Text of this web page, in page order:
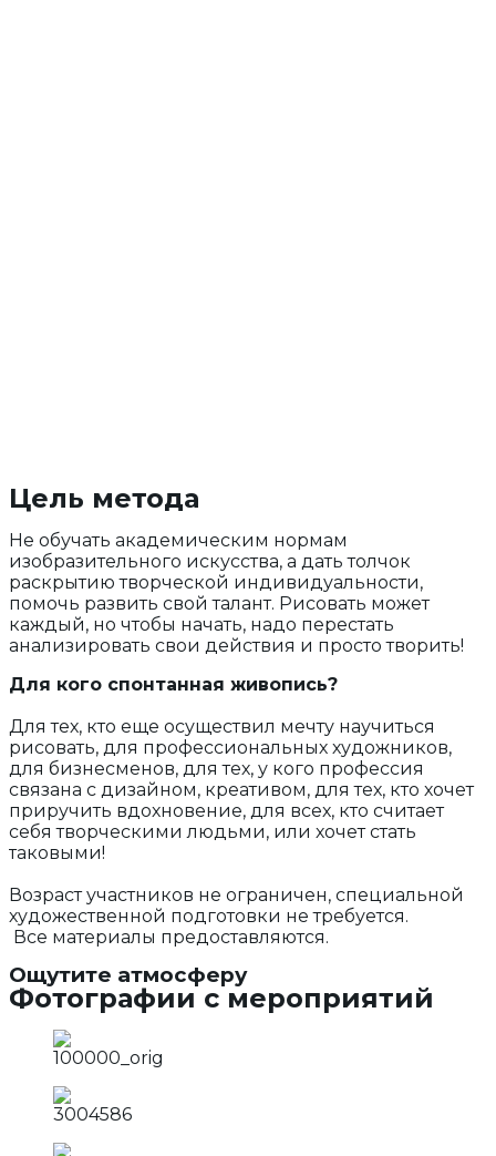
Цель метода
Не обучать академическим нормам
изобразительного искусства, а дать толчок
раскрытию творческой индивидуальности,
помочь развить свой талант. Рисовать может
каждый, но чтобы начать, надо перестать
анализировать свои действия и просто творить!
Для кого спонтанная живопись?
Для тех, кто еще осуществил мечту научиться
рисовать, для профессиональных художников,
для бизнесменов, для тех, у кого профессия
связана с дизайном, креативом, для тех, кто хочет
приручить вдохновение, для всех, кто считает
себя творческими людьми, или хочет стать
таковыми!
Возраст участников не ограничен, специальной
художественной подготовки не требуется.
Все материалы предоставляются.
Ощутите атмосферу
Фотографии с мероприятий